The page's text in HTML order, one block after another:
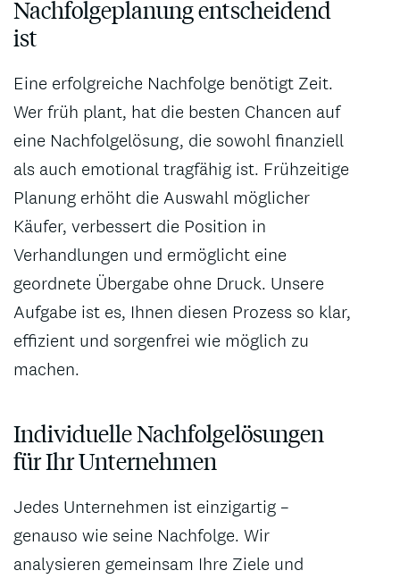
Nachfolgeplanung entscheidend
ist
Eine erfolgreiche Nachfolge benötigt Zeit.
Wer früh plant, hat die besten Chancen auf
eine Nachfolgelösung, die sowohl finanziell
als auch emotional tragfähig ist. Frühzeitige
Planung erhöht die Auswahl möglicher
Käufer, verbessert die Position in
Verhandlungen und ermöglicht eine
geordnete Übergabe ohne Druck. Unsere
Aufgabe ist es, Ihnen diesen Prozess so klar,
effizient und sorgenfrei wie möglich zu
machen.
Individuelle Nachfolgelösungen
für Ihr Unternehmen
Jedes Unternehmen ist einzigartig –
genauso wie seine Nachfolge. Wir
analysieren gemeinsam Ihre Ziele und